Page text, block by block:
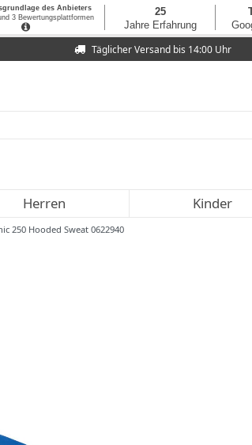
Täglicher Versand bis 14:00 Uhr
Herren Kinder
250 Hooded Sweat 0622940